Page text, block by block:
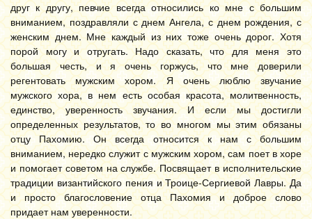
друг к другу, певчие всегда относились ко мне с большим
вниманием, поздравляли с днем Ангела, с днем рождения, с
женским днем. Мне каждый из них тоже очень дорог. Хотя
порой могу и отругать. Надо сказать, что для меня это
большая честь, и я очень горжусь, что мне доверили
регентовать мужским хором. Я очень люблю звучание
мужского хора, в нем есть особая красота, молитвенность,
единство, уверенность звучания. И если мы достигли
определенных результатов, то во многом мы этим обязаны
отцу Пахомию. Он всегда относится к нам с большим
вниманием, нередко служит с мужским хором, сам поет в хоре
и помогает советом на службе. Посвящает в исполнительские
традиции византийского пения и Троице-Сергиевой Лавры. Да
и просто благословение отца Пахомия и доброе слово
придает нам уверенности.